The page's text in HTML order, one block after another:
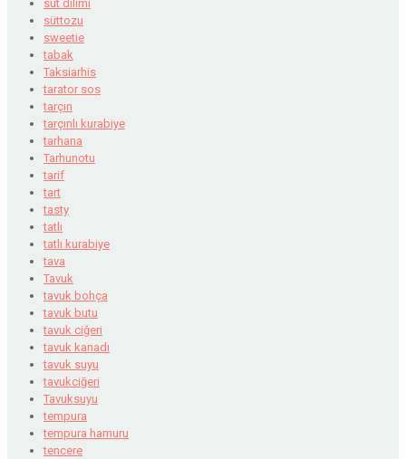
süt dilimi
süttozu
sweetie
tabak
Taksiarhis
tarator sos
tarçın
tarçınlı kurabiye
tarhana
Tarhunotu
tarif
tart
tasty
tatlı
tatlı kurabiye
tava
Tavuk
tavuk bohça
tavuk butu
tavuk ciğeri
tavuk kanadı
tavuk suyu
tavukciğeri
Tavuksuyu
tempura
tempura hamuru
tencere